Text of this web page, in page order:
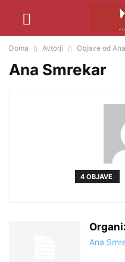
Doma Avtorji Objave od
Ana Smrekar
4 OBJAVE
Ana